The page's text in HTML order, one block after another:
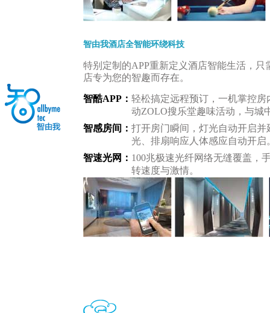
智由我酒店全智能环绕科技
特别定制的APP重新定义酒店智能生活，只
店专为您的智趣而存在。
智酷APP： 轻松搞定远程预订，一机掌控房
动ZOLO搜乐堂趣味活动，与城
智感房间： 打开房门瞬间，灯光自动开启并
光、排扇响应人体感应自动开启
智速光网： 100兆极速光纤网络无缝覆盖，
转速度与激情。